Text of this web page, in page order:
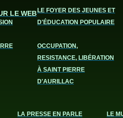
LE FOYER DES JEUNES ET
D'ÉDUCATION POPULAIRE
OCCUPATION,
RESISTANCE, LIBÉRATION
À SAINT PIERRE
D'AURILLAC
LA PRESSE EN PARLE LE
LE WEB